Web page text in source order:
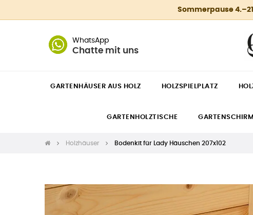
Sommerpause
WhatsApp
Chatte mit uns
GARTENHÄUSER AUS HOLZ HOLZSPIELPLATZ
GARTENHOLZTISCHE
Holzhäuser Bodenkit für Lady Häuschen 207x102